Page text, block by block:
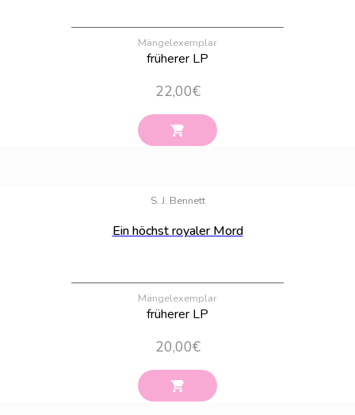
Mängelexemplar
früherer LP
22,00€
S. J. Bennett
Ein höchst royaler Mord
Mängelexemplar
früherer LP
20,00€